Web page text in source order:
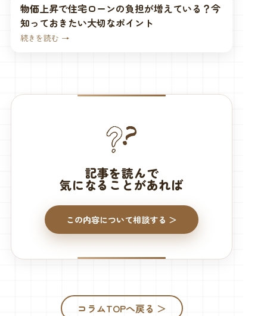
物価上昇で住宅ローンの負担が増えている？今
知っておきたい大切なポイント
続きを読む →
記事を読んで
気になることがあれば
この内容について相談する ＞
コラムTOPへ戻る ＞